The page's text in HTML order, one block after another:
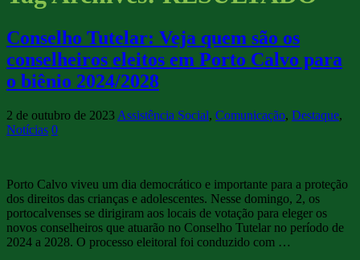
Conselho Tutelar: Veja quem são os
conselheiros eleitos em Porto Calvo para
o biênio 2024/2028
2 de outubro de 2023 Assistência Social, Comunicação, Destaque,
Notícias 0
Porto Calvo viveu um dia democrático e importante para a proteção
dos direitos das crianças e adolescentes. Nesse domingo, 2, os
portocalvenses se dirigiram aos locais de votação para eleger os
novos conselheiros que atuarão no Conselho Tutelar no período de
2024 a 2028. O processo eleitoral foi conduzido com …